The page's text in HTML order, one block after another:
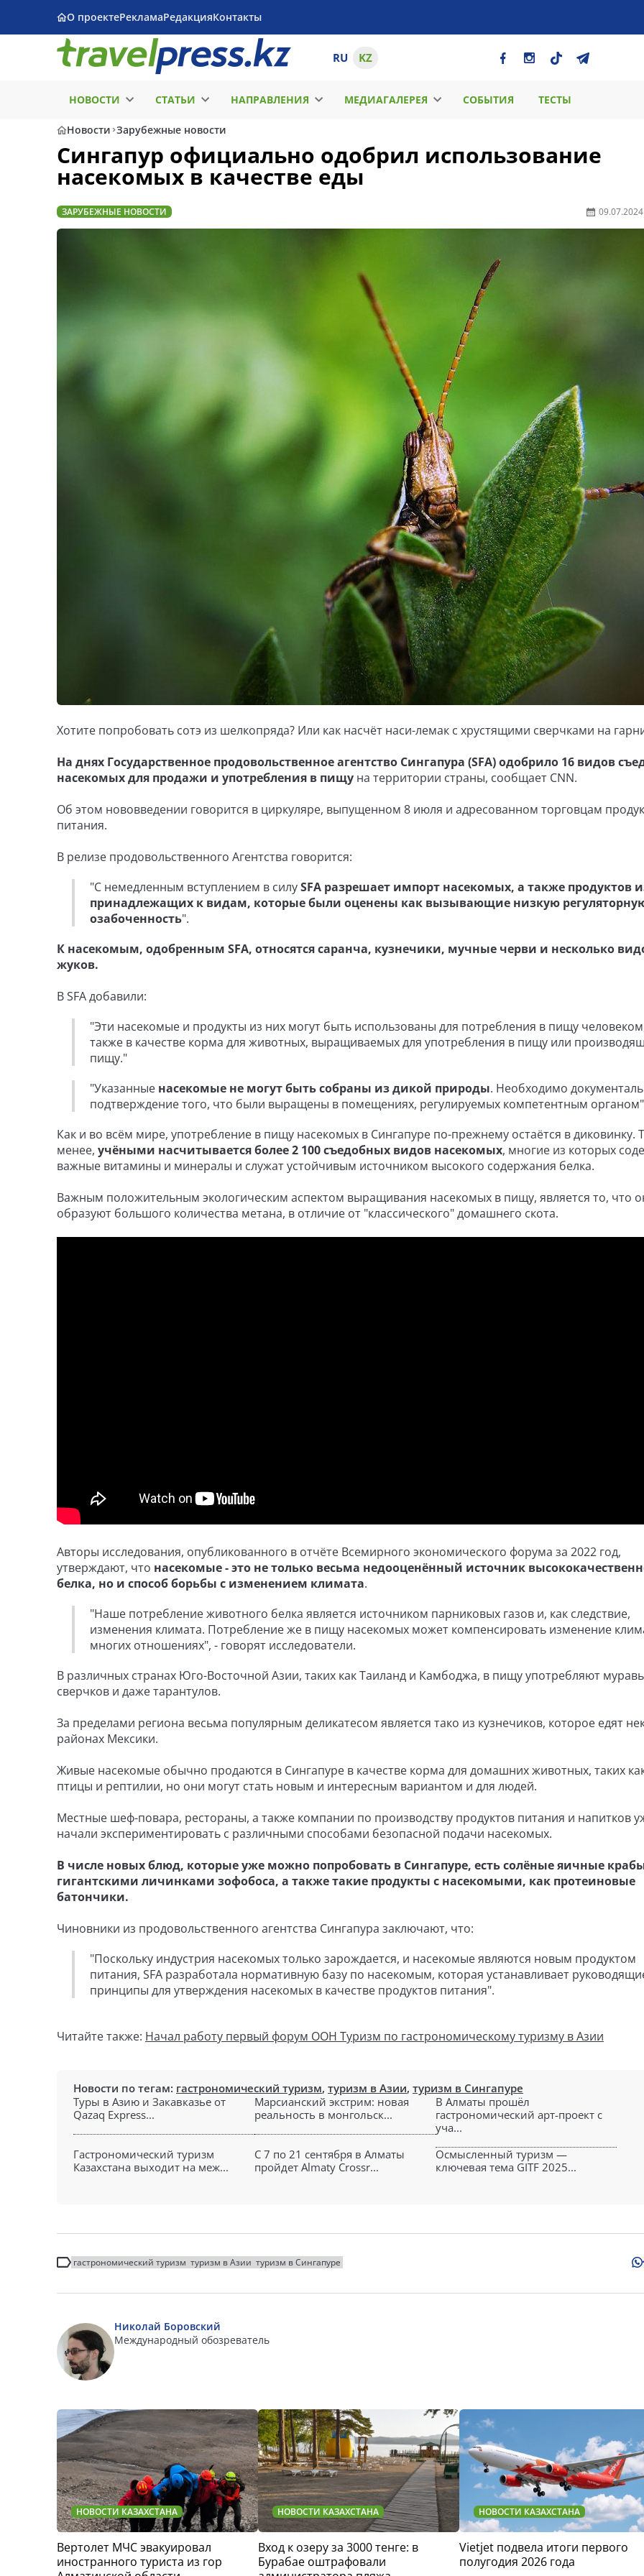
О проектеРекламаРедакцияКонтакты
RU KZ
НОВОСТИ СТАТЬИ НАПРАВЛЕНИЯ МЕДИАГАЛЕРЕЯ СОБЫТИЯ ТЕСТЫ
Новости Зарубежные новости
Сингапур официально одобрил использование
насекомых в качестве еды
ЗАРУБЕЖНЫЕ НОВОСТИ 09.07.2024
Хотите попробовать сотэ из шелкопряда? Или как насчёт наси-лемак с хрустящими сверчками на
На днях Государственное продовольственное агентство Сингапура (SFA) одобрило 16 видов
насекомых для продажи и употребления в пищу на территории страны, сообщает CNN.
Об этом нововведении говорится в циркуляре, выпущенном 8 июля и адресованном торговцам
питания.
В релизе продовольственного Агентства говорится:
"С немедленным вступлением в силуSFA разрешает импорт насекомых, а также продуктов
принадлежащих к видам, которые были оценены как вызывающие низкую
озабоченность".
К насекомым, одобренным SFA, относятся саранча, кузнечики, мучные черви и несколько
жуков.
В SFA добавили:
"Эти насекомые и продукты из них могут быть использованы для потребления в пищу
также в качестве корма для животных, выращиваемых для употребления в пищу или
пищу."
"Указанные насекомые не могут быть собраны из дикой природы. Необходимо
подтверждение того, что были выращены в помещениях, регулируемых компетентным
Как и во всём мире, употребление в пищу насекомых в Сингапуре по-прежнему остаётся в диковинку.
менее, учёными насчитывается более 2 100 съедобных видов насекомых, многие из которых
важные витамины и минералы и служат устойчивым источником высокого содержания белка.
Важным положительным экологическим аспектом выращивания насекомых в пищу, является то, что
образуют большого количества метана, в отличие от "классического" домашнего скота.
Авторы исследования, опубликованного в отчёте Всемирного экономического форума за 2022 год,
утверждают, что насекомые - это не только весьма недооценённый источник
белка, но и способ борьбы с изменением климата.
"Наше потребление животного белка является источником парниковых газов и, как следствие,
изменения климата. Потребление же в пищу насекомых может компенсировать изменение
многих отношениях", - говорят исследователи.
В различных странах Юго-Восточной Азии, таких как Таиланд и Камбоджа, в пищу употребляют
сверчков и даже тарантулов.
За пределами региона весьма популярным деликатесом является тако из кузнечиков, которое едят
районах Мексики.
Живые насекомые обычно продаются в Сингапуре в качестве корма для домашних животных, таких
птицы и рептилии, но они могут стать новым и интересным вариантом и для людей.
Местные шеф-повара, рестораны, а также компании по производству продуктов питания и напитков
начали экспериментировать с различными способами безопасной подачи насекомых.
В числе новых блюд, которые уже можно попробовать в Сингапуре, есть солёные яичные
гигантскими личинками зофобоса, а также такие продукты с насекомыми, как протеиновые
батончики.
Чиновники из продовольственного агентства Сингапура заключают, что:
"Поскольку индустрия насекомых только зарождается, и насекомые являются новым продуктом
питания, SFA разработала нормативную базу по насекомым, которая устанавливает
принципы для утверждения насекомых в качестве продуктов питания".
Читайте также: Начал работу первый форум ООН Туризм по гастрономическому туризму в Азии
Новости по тегам: гастрономический туризм, туризм в Азии, туризм в Сингапуре
Туры в Азию и Закавказье от
Qazaq Express...
Марсианский экстрим: новая
реальность в монгольск...
В Алматы прошёл
гастрономический арт-проект с
уча...
Гастрономический туризм
Казахстана выходит на меж...
C 7 по 21 сентября в Алматы
пройдет Almaty Crossr...
Осмысленный туризм —
ключевая тема GITF 2025...
гастрономический туризм туризм в Азии туризм в Сингапуре
Николай Боровский
Международный обозреватель
НОВОСТИ КАЗАХСТАНА
Вертолет МЧС эвакуировал
иностранного туриста из гор
НОВОСТИ КАЗАХСТАНА
Вход к озеру за 3000 тенге: в
Бурабае оштрафовали
НОВОСТИ КАЗАХСТАНА
Vietjet подвела итоги первого
полугодия 2026 года